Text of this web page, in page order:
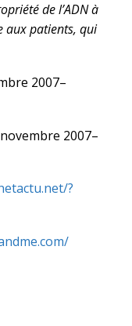
de l’ADN à
aux patients, qui
2007–
2007–
?